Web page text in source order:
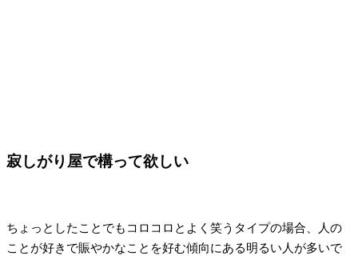
寂しがり屋で構って欲しい
ちょっとしたことでもコロコロとよく笑うタイプの場合、人の
ことが好きで賑やかなことを好む傾向にある明るい人が多いで